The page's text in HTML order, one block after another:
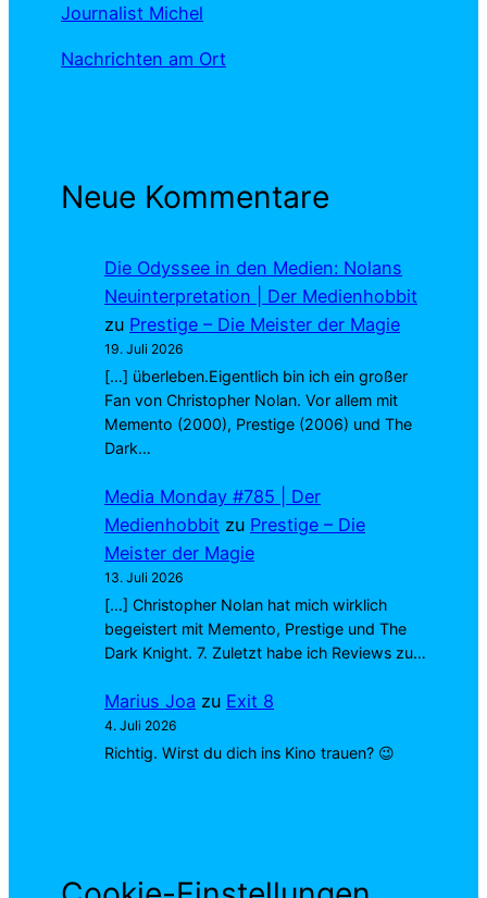
Journalist Michel
Nachrichten am Ort
Neue Kommentare
Die Odyssee in den Medien: Nolans
Neuinterpretation | Der Medienhobbit
zu Prestige – Die Meister der Magie
19. Juli 2026
[…] überleben.Eigentlich bin ich ein großer
Fan von Christopher Nolan. Vor allem mit
Memento (2000), Prestige (2006) und The
Dark…
Media Monday #785 | Der
Medienhobbit zu Prestige – Die
Meister der Magie
13. Juli 2026
[…] Christopher Nolan hat mich wirklich
begeistert mit Memento, Prestige und The
Dark Knight. 7. Zuletzt habe ich Reviews zu…
Marius Joa zu Exit 8
4. Juli 2026
Richtig. Wirst du dich ins Kino trauen? 😉